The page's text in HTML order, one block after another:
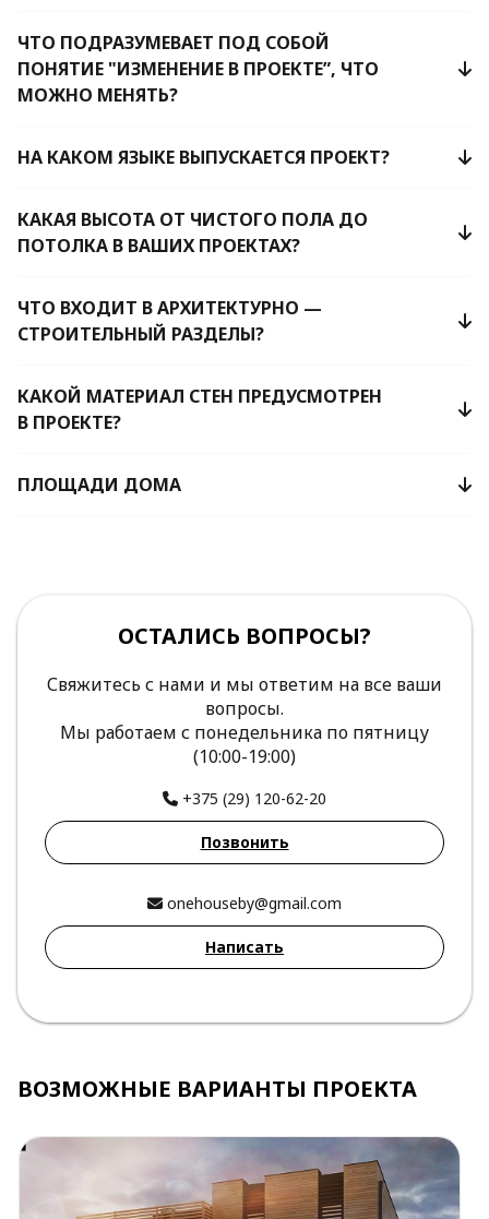
ЧТО ПОДРАЗУМЕВАЕТ ПОД СОБОЙ
ПОНЯТИЕ "ИЗМЕНЕНИЕ В ПРОЕКТЕ”, ЧТО
МОЖНО МЕНЯТЬ?
НА КАКОМ ЯЗЫКЕ ВЫПУСКАЕТСЯ ПРОЕКТ?
КАКАЯ ВЫСОТА ОТ ЧИСТОГО ПОЛА ДО
ПОТОЛКА В ВАШИХ ПРОЕКТАХ?
ЧТО ВХОДИТ В АРХИТЕКТУРНО —
СТРОИТЕЛЬНЫЙ РАЗДЕЛЫ?
КАКОЙ МАТЕРИАЛ СТЕН ПРЕДУСМОТРЕН
В ПРОЕКТЕ?
ПЛОЩАДИ ДОМА
ОСТАЛИСЬ ВОПРОСЫ?
Свяжитесь с нами и мы ответим на все ваши
вопросы.
Мы работаем с понедельника по пятницу
(10:00-19:00)
+375 (29) 120-62-20
Позвонить
onehouseby@gmail.com
Написать
ВОЗМОЖНЫЕ ВАРИАНТЫ ПРОЕКТА